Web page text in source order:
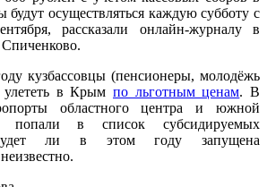
будут осуществляться каждую субботу с
рассказали онлайн-журналу в
Спиченково.
кузбассовцы (пенсионеры, молодёжь
в Крым по льготным ценам. В
областного центра и южной
попали в список субсидируемых
Будет ли в этом году запущена